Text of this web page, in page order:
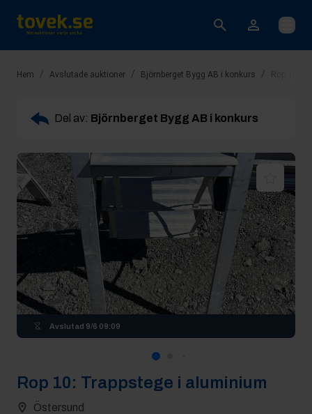
Öppna
Hem / Avslutade auktioner / Björnberget Bygg AB i konkurs / Rop 10:
Del av: Björnberget Bygg AB i konkurs
Avslutad 9/6 09:09
Rop 10: Trappstege i aluminium
Östersund